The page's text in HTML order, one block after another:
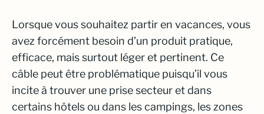
Lorsque vous souhaitez partir en vacances, vous
avez forcément besoin d’un produit pratique,
efficace, mais surtout léger et pertinent. Ce
câble peut être problématique puisqu’il vous
incite à trouver une prise secteur et dans
certains hôtels ou dans les campings, les zones